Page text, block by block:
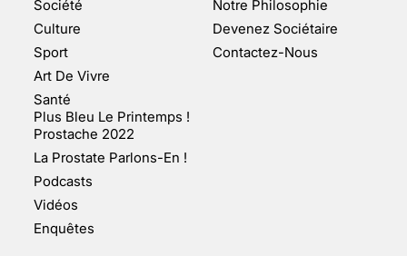
10 jan 2022
Société
Culture
Sport
Art De Vivre
Santé
Plus Bleu Le Printemps !
Prostache 2022
La Prostate Parlons-En !
Podcasts
Vidéos
Enquêtes
Notre Philosophie
Devenez Sociétaire
Contactez-Nous